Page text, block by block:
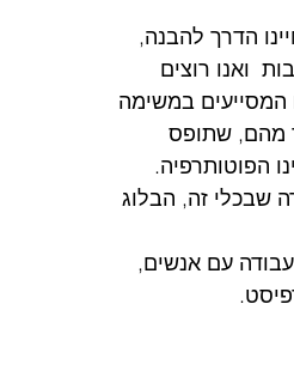
הדרך להבנה,
ואנו רוצים
המסייעים במשימה
מהם, שתופס
הפוטותרפיה.
שבכלי זה, הבלוג
עם אנשים,